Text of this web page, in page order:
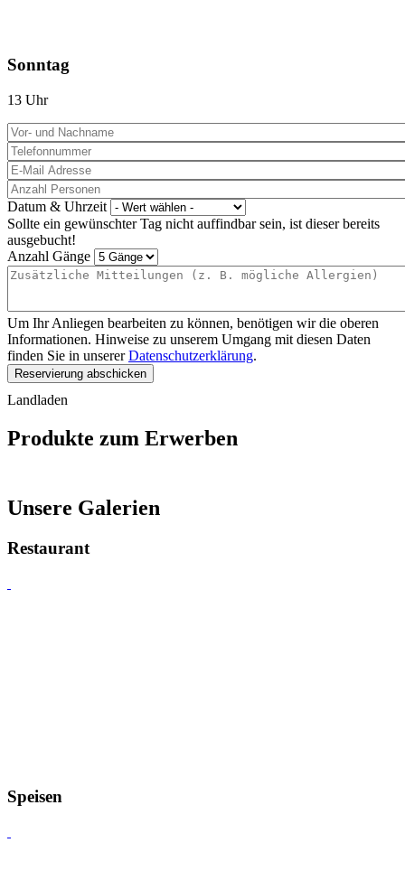
Sonntag
13 Uhr
Datum & Uhrzeit
Sollte ein gewünschter Tag nicht auffindbar sein, ist dieser bereits
ausgebucht!
Anzahl Gänge
Um Ihr Anliegen bearbeiten zu können, benötigen wir die oberen
Informationen. Hinweise zu unserem Umgang mit diesen Daten
finden Sie in unsererDatenschutzerklärung.
Landladen
Produkte zum Erwerben
Unsere Galerien
Restaurant
Speisen